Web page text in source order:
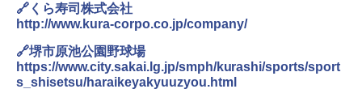
A26 地球の歩き方 チェコ ポーランド スロヴ
ァキア 2026～2027 地球の歩き方A ヨーロッ
パ
ENDLESS BASE 《めざましテレビで紹介》
テント ワンタッチ RENEW 幅200 2-3人用 43
￥5,999
￥6,999
熊撃退スプレー 熊よけスプレー 熊スプレー
【日本企業販売】超強力クマ対策スプレー 30
🔗くら寿司株式会社
http://www.kura-corpo.co.jp/company/
🔗堺市原池公園野球場
https://www.city.sakai.lg.jp/smph/kurashi/sports/sport
s_shisetsu/haraikeyakyuuzyou.html